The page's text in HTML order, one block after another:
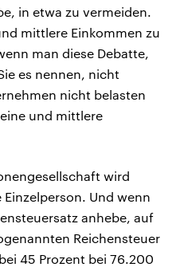
in etwa zu vermeiden.
mittlere Einkommen zu
man diese Debatte,
es nennen, nicht
nicht belasten
und mittlere
wird
Und wenn
anhebe, auf
Reichensteuer
45 Prozent bei 76.200